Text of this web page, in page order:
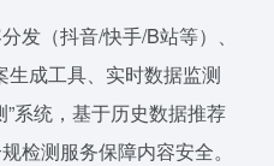
发（抖音/快手/B站等）、
成工具、实时数据监测
系统，基于历史数据推荐
检测服务保障内容安全。